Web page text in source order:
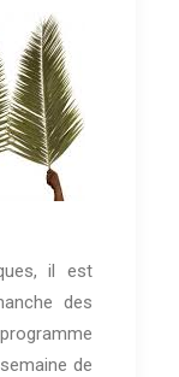
il est
des
de